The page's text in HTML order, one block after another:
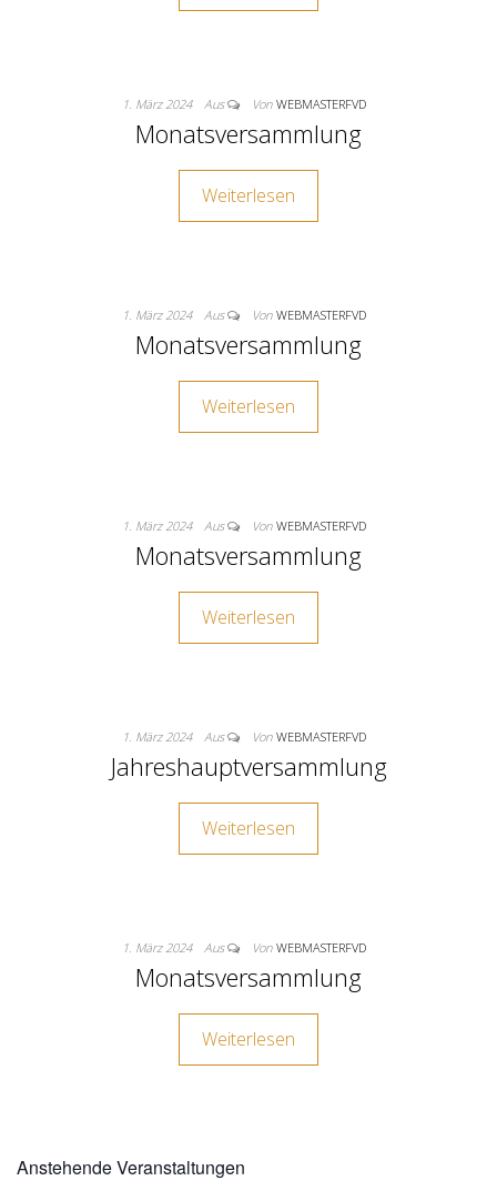
1. März 2024 Aus Von WEBMASTERFVD
Monatsversammlung
Weiterlesen
1. März 2024 Aus Von WEBMASTERFVD
Monatsversammlung
Weiterlesen
1. März 2024 Aus Von WEBMASTERFVD
Monatsversammlung
Weiterlesen
1. März 2024 Aus Von WEBMASTERFVD
Jahreshauptversammlung
Weiterlesen
1. März 2024 Aus Von WEBMASTERFVD
Monatsversammlung
Weiterlesen
Anstehende Veranstaltungen